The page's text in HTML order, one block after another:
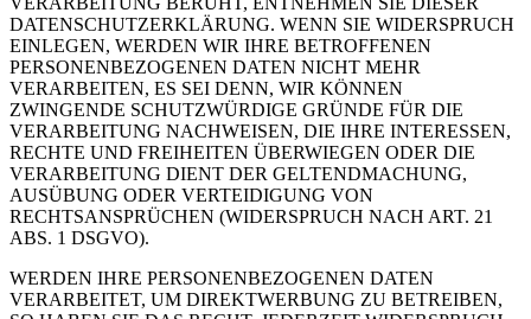
DATENSCHUTZERKLÄRUNG. WENN SIE WIDERSPRUCH
EINLEGEN, WERDEN WIR IHRE BETROFFENEN
PERSONENBEZOGENEN DATEN NICHT MEHR
VERARBEITEN, ES SEI DENN, WIR KÖNNEN
ZWINGENDE SCHUTZWÜRDIGE GRÜNDE FÜR DIE
VERARBEITUNG NACHWEISEN, DIE IHRE INTERESSEN,
RECHTE UND FREIHEITEN ÜBERWIEGEN ODER DIE
VERARBEITUNG DIENT DER GELTENDMACHUNG,
AUSÜBUNG ODER VERTEIDIGUNG VON
RECHTSANSPRÜCHEN (WIDERSPRUCH NACH ART. 21
ABS. 1 DSGVO).
WERDEN IHRE PERSONENBEZOGENEN DATEN
VERARBEITET, UM DIREKTWERBUNG ZU BETREIBEN,